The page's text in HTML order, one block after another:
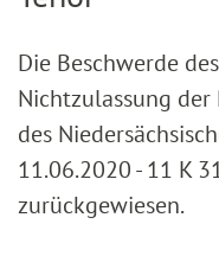
Die Beschwerde
Nichtzulassung
des
11.06.2020 - 11 K
zurückgewiesen.